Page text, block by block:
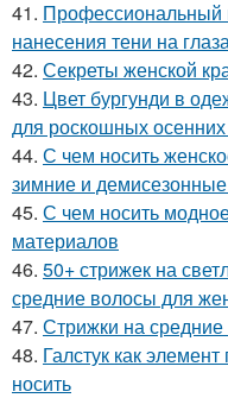
41. Профессиональный
нанесения тени на
42. Секреты женской
43. Цвет бургунди в
для роскошных
44. С чем носить
зимние и
45. С чем носить
материалов
46. 50+ стрижек на
средние волосы для
47. Стрижки на
48. Галстук как
носить